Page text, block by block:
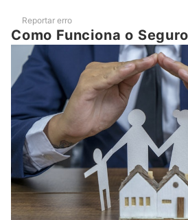
Perguntas Frequentes sobre Seguro de Vida
O Que é Sinistro no Seguro de Vida?
Seguro de Vida Vale a Pena?
Seguro de Vida Pode ser Considerado um
Conheça os Melhores Planos de Saúde,
Viagens
Conclusão
Reportar erro
Como Funciona o